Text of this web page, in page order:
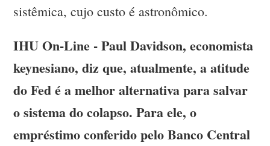
sistêmica, cujo custo é astronômico.
IHU On-Line - Paul Davidson, economista
keynesiano, diz que, atualmente, a atitude
do Fed é a melhor alternativa para salvar
o sistema do colapso. Para ele, o
empréstimo conferido pelo Banco Central